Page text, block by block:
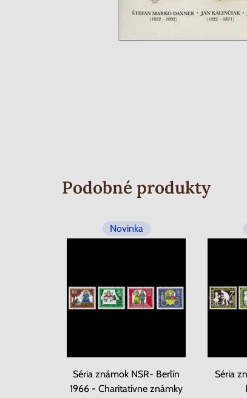
Podobné produkty
Novinka
Séria známok NSR- Berlín
1966 - Charitatívne známky
Séria